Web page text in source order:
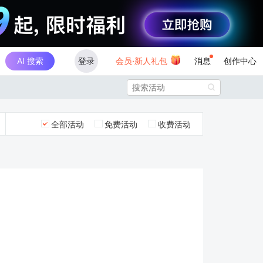
AI 搜索 登录 会员·新人礼包 消息 创作中心

全部活动 免费活动 收费活动